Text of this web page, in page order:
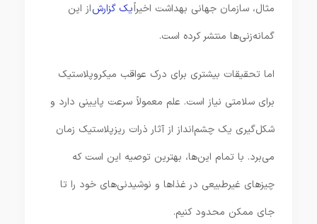
مثال، سازمان جهانی بهداشت اخیراًیک گزارشاز این
گمانه‌زنی‌ها منتشر کرده است.
اما تحقیقات بیشتری برای درک عواقب میکروپلاستیک
برای سلامتی نیاز است. علم معمولاً سرعت پایینی دارد و
شکل‌گیری یک چشم‌انداز از آثار ذرات ریزپلاستیک زمان
می‌برد. با تمام این‌ها، بهترین توصیه این است که
چیزهای غیرطبیعی در غذاها و نوشیدنی‌های خود را تا
جای ممکن محدود کنیم.